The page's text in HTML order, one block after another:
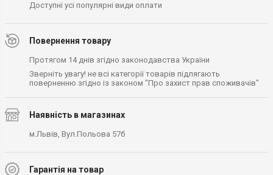
Доступні усі популярні види оплати
Повернення товару
Протягом 14 днів згідно законодавства України
Зверніть увагу! не всі категорії товарів підлягають
поверненню згідно із законом "Про захист прав споживачів"
Наявність в магазинах
м.Львів, Вул.Польова 57б
Гарантія на товар